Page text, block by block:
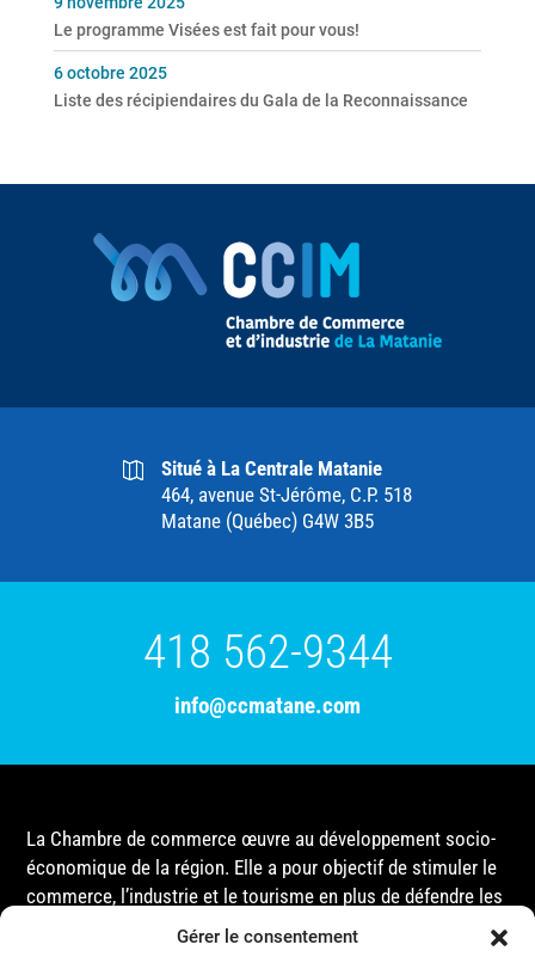
Gérer le consentement
Le programme Visées est fait pour vous!
Liste des récipiendaires du Gala de la Reconnaissance
6 octobre 2025
Situé à La Centrale Matanie
464, avenue St-Jérôme, C.P. 518
Matane (Québec) G4W 3B5
418 562-9344
info@ccmatane.com
La Chambre de commerce œuvre au développement socio-
économique de la région. Elle a pour objectif de stimuler le
commerce, l’industrie et le tourisme en plus de défendre les
intérêts de ses membres et de l’ensemble de la